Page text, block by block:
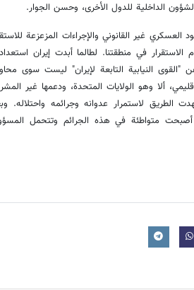
الداخلية للدول الأخرى، وحسن الجوار.
العسكري غير القانوني والإجراءات المزعزعة
في منطقتنا. لطالما أبدت إيران
"القوى النيابية التابعة لإيران" ليست سوى
ألا وهو الولايات المتحدة، ودعمها غير
الطريق لاستمرار عدوانه وجرائمه واحتلاله.
متواطئة في هذه الجرائم وتتحمل